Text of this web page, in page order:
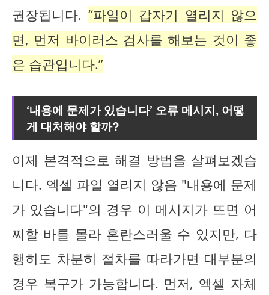
권장됩니다. “파일이 갑자기 열리지 않으
면, 먼저 바이러스 검사를 해보는 것이 좋
은 습관입니다.”
‘내용에 문제가 있습니다’ 오류 메시지, 어떻
게 대처해야 할까?
이제 본격적으로 해결 방법을 살펴보겠습
니다. 엑셀 파일 열리지 않음 "내용에 문제
가 있습니다"의 경우 이 메시지가 뜨면 어
찌할 바를 몰라 혼란스러울 수 있지만, 다
행히도 차분히 절차를 따라가면 대부분의
경우 복구가 가능합니다. 먼저, 엑셀 자체